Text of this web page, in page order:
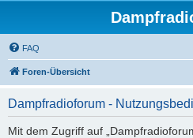
FAQ
Foren-Übersicht
Dampfradioforum -
Mit dem Zugriff auf